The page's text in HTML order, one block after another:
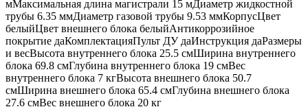
мМаксимальная длина магистрали 15 мДиаметр жидкостной
трубы 6.35 ммДиаметр газовой трубы 9.53 ммКорпусЦвет
белыйЦвет внешнего блока белыйАнтикоррозийное
покрытие даКомплектацияПульт ДУ даИнструкция даРазмеры
и весВысота внутреннего блока 25.5 смШирина внутреннего
блока 69.8 смГлубина внутреннего блока 19 смВес
внутреннего блока 7 кгВысота внешнего блока 50.7
смШирина внешнего блока 65.4 смГлубина внешнего блока
27.6 смВес внешнего блока 20 кг